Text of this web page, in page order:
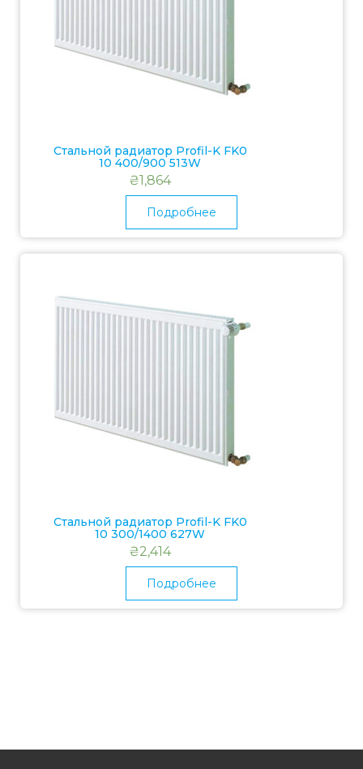
Стальной радиатор Profil-K FK0
10 400/900 513W
₴1,864
Подробнее
Стальной радиатор Profil-K FK0
10 300/1400 627W
₴2,414
Подробнее